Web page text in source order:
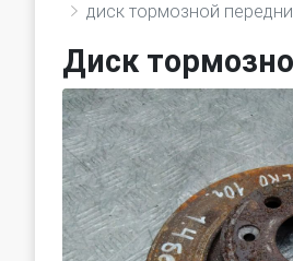
диск тормозной
Диск